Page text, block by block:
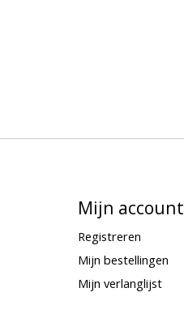
Mijn account
Registreren
Mijn bestellingen
Mijn verlanglijst